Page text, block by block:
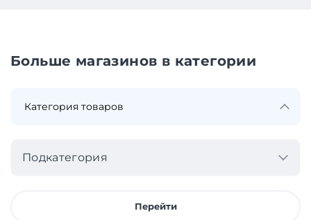
Больше магазинов в категории
Подкатегория
Перейти